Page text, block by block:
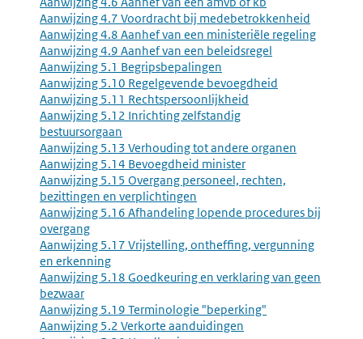
Aanwijzing 4.7 Voordracht bij medebetrokkenheid
Aanwijzing 4.8 Aanhef van een ministeriële regeling
Aanwijzing 4.9 Aanhef van een beleidsregel
Aanwijzing 5.1 Begripsbepalingen
Aanwijzing 5.10 Regelgevende bevoegdheid
Aanwijzing 5.11 Rechtspersoonlijkheid
Aanwijzing 5.12 Inrichting zelfstandig
bestuursorgaan
Aanwijzing 5.13 Verhouding tot andere organen
Aanwijzing 5.14 Bevoegdheid minister
Aanwijzing 5.15 Overgang personeel, rechten,
bezittingen en verplichtingen
Aanwijzing 5.16 Afhandeling lopende procedures bij
overgang
Aanwijzing 5.17 Vrijstelling, ontheffing, vergunning
en erkenning
Aanwijzing 5.18 Goedkeuring en verklaring van geen
bezwaar
Aanwijzing 5.19 Terminologie "beperking"
Aanwijzing 5.2 Verkorte aanduidingen